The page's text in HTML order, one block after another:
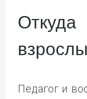
Откуда
Педагог и